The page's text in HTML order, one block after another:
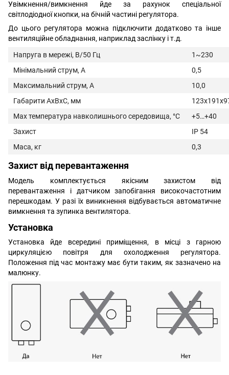
Увімкнення/вимкнення йде за рахунок спеціальної
світлодіодної кнопки, на бічній частині регулятора.
До цього регулятора можна підключити додатково та інше
вентиляційне обладнання, наприклад заслінку і т.д.
Напруга в мережі, В/50 Гц
1~230
Мінімальний струм, А
0,5
Максимальний струм, А
10,0
Габарити АхВхС, мм
Max температура навколишнього середовища, °С
+5…+40
Захист
IP 54
Маса, кг
0,3
Захист від перевантаження
Модель комплектується якісним захистом від
перевантаження і датчиком запобігання високочастотним
перешкодам. У разі їх виникнення відбувається автоматичне
вимкнення та зупинка вентилятора.
Установка
Установка йде всередині приміщення, в місці з гарною
циркуляцією повітря для охолодження регулятора.
Положення під час монтажу має бути таким, як зазначено на
малюнку.